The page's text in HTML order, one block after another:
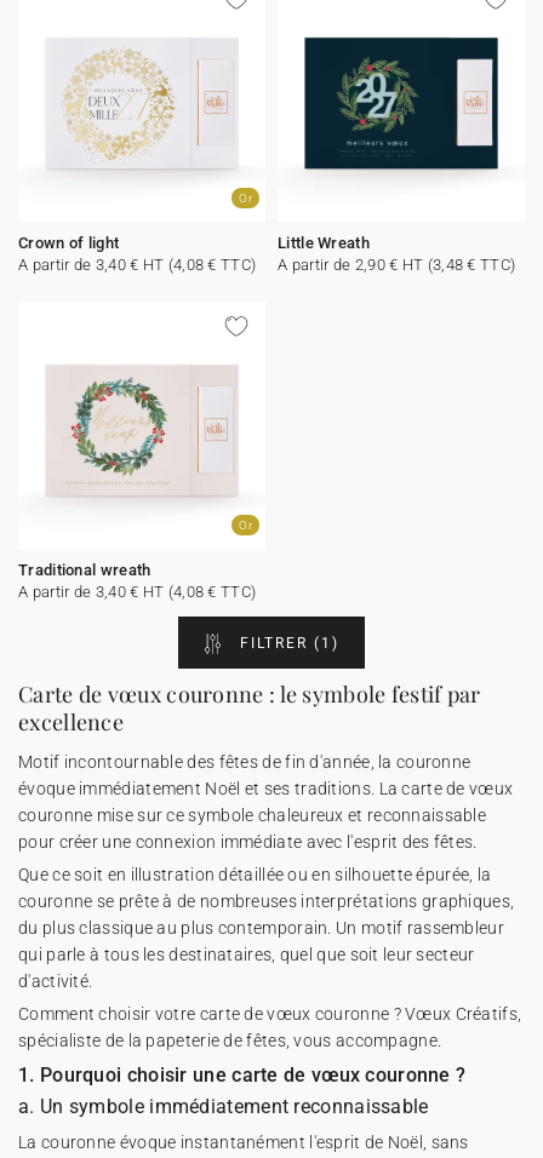
Or
Crown of light
A partir de 3,40 € HT (4,08 € TTC)
Little Wreath
A partir de 2,90 € HT (3,48 € TTC)
Or
Traditional wreath
A partir de 3,40 € HT (4,08 € TTC)
FILTRER (1)
Carte de vœux couronne : le symbole festif par
excellence
Motif incontournable des fêtes de fin d'année, la couronne
évoque immédiatement Noël et ses traditions. La carte de vœux
couronne mise sur ce symbole chaleureux et reconnaissable
pour créer une connexion immédiate avec l'esprit des fêtes.
Que ce soit en illustration détaillée ou en silhouette épurée, la
couronne se prête à de nombreuses interprétations graphiques,
du plus classique au plus contemporain. Un motif rassembleur
qui parle à tous les destinataires, quel que soit leur secteur
d'activité.
Comment choisir votre carte de vœux couronne ? Vœux Créatifs,
spécialiste de la papeterie de fêtes, vous accompagne.
1. Pourquoi choisir une carte de vœux couronne ?
a. Un symbole immédiatement reconnaissable
La couronne évoque instantanément l'esprit de Noël, sans